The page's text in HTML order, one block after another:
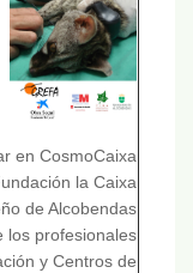
en CosmoCaixa
la Caixa
de Alcobendas
los profesionales
y Centros de